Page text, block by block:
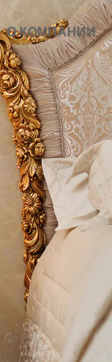
О КОМПАНИИ